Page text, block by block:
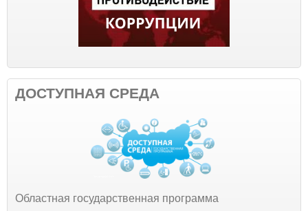
ДОСТУПНАЯ СРЕДА
Областная государственная программа